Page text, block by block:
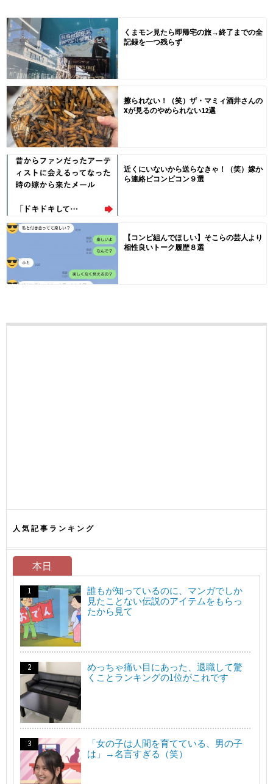
くまモン見たら即帰宅の旅→終了までの全
記録を一つ残らず
擦られない！（笑）ザ・マミィ酒井さんの
Xが見るのやめられない12選
近くにいないから送らなきゃ！（笑）嫁か
ら連絡ピコンピコン９選
【コンビ組んでほしい】そこらの芸人より
相性良いトーク履歴８選
人気記事ランキング
本日
誰もが知っているのに、マンガでしか
見たことない伝説のアイテムをもらっ
たから見て
めっちゃ痛い目にあった、退職して驚
くことランキングの1位がこれです
「女の子は人間を育てている、男の子
は」→名言すぎる（笑）